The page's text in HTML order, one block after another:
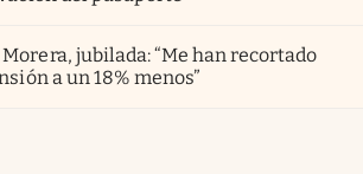
jubilada: “Me han recortado
a un 18% menos”